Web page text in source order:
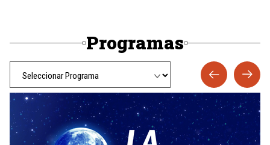
Programas